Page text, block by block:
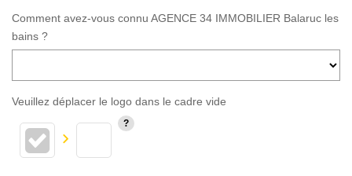
Comment avez-vous connu AGENCE 34 IMMOBILIER Balaruc les
bains ?
Veuillez déplacer le logo dans le cadre vide